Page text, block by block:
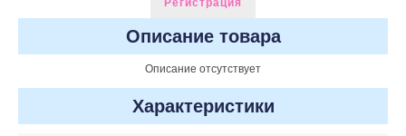
Описание товара
Описание отсутствует
Характеристики